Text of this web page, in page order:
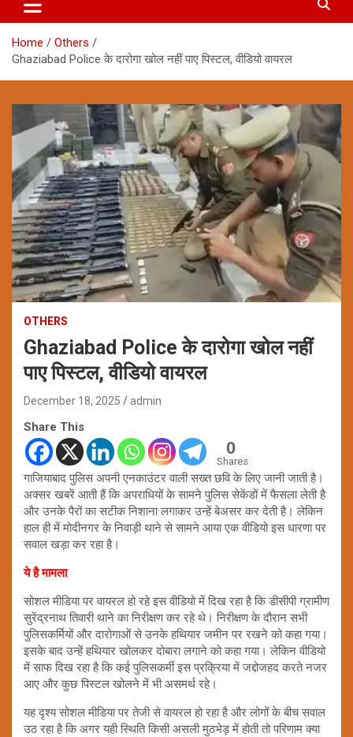
Home
Others
Ghaziabad Police के दारोगा खोल नहीं पाए पिस्टल, वीडियो वायरल
OTHERS
Ghaziabad Police के दारोगा खोल नहीं
पाए पिस्टल, वीडियो वायरल
December 18, 2025 admin
Share This
0
Shares
गाजियाबाद पुलिस अपनी एनकाउंटर वाली सख्त छवि के लिए जानी जाती है।
अक्सर खबरें आती हैं कि अपराधियों के सामने पुलिस सेकेंडों में फैसला लेती है
और उनके पैरों का सटीक निशाना लगाकर उन्हें बेअसर कर देती है। लेकिन
हाल ही में मोदीनगर के निवाड़ी थाने से सामने आया एक वीडियो इस धारणा पर
सवाल खड़ा कर रहा है।
ये है मामला
सोशल मीडिया पर वायरल हो रहे इस वीडियो में दिख रहा है कि डीसीपी ग्रामीण
सुरेंद्रनाथ तिवारी थाने का निरीक्षण कर रहे थे। निरीक्षण के दौरान सभी
पुलिसकर्मियों और दारोगाओं से उनके हथियार जमीन पर रखने को कहा गया।
इसके बाद उन्हें हथियार खोलकर दोबारा लगाने को कहा गया। लेकिन वीडियो
में साफ दिख रहा है कि कई पुलिसकर्मी इस प्रक्रिया में जद्दोजहद करते नजर
आए और कुछ पिस्टल खोलने में भी असमर्थ रहे।
यह दृश्य सोशल मीडिया पर तेजी से वायरल हो रहा है और लोगों के बीच सवाल
उठ रहा है कि अगर यही स्थिति किसी असली मुठभेड़ में होती तो परिणाम क्या